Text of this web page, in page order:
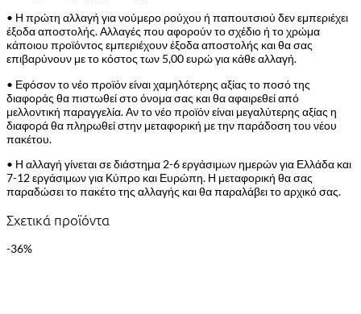
• Η πρώτη αλλαγή για νούμερο ρούχου ή παπουτσιού δεν εμπεριέχει
έξοδα αποστολής. Αλλαγές που αφορούν το σχέδιο ή το χρώμα
κάποιου προϊόντος εμπεριέχουν έξοδα αποστολής και θα σας
επιβαρύνουν με το κόστος των 5,00 ευρώ για κάθε αλλαγή.
• Εφόσον το νέο προϊόν είναι χαμηλότερης αξίας το ποσό της
διαφοράς θα πιστωθεί στο όνομα σας και θα αφαιρεθεί από
μελλοντική παραγγελία. Αν το νέο προϊόν είναι μεγαλύτερης αξίας η
διαφορά θα πληρωθεί στην μεταφορική με την παράδοση του νέου
πακέτου.
• Η αλλαγή γίνεται σε διάστημα 2-6 εργάσιμων ημερών για Ελλάδα και
7-12 εργάσιμων για Κύπρο και Ευρώπη. Η μεταφορική θα σας
παραδώσει το πακέτο της αλλαγής και θα παραλάβει το αρχικό σας.
Σχετικά προϊόντα
-36%